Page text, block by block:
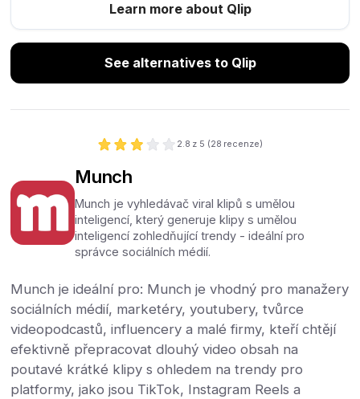
Learn more about Qlip
See alternatives to Qlip
2.8 z 5 (28 recenze)
Munch
Munch je vyhledávač viral klipů s umělou
inteligencí, který generuje klipy s umělou
inteligencí zohledňující trendy - ideální pro
správce sociálních médií.
Munch je ideální pro: Munch je vhodný pro manažery
sociálních médií, marketéry, youtubery, tvůrce
videopodcastů, influencery a malé firmy, kteří chtějí
efektivně přepracovat dlouhý video obsah na
poutavé krátké klipy s ohledem na trendy pro
platformy, jako jsou TikTok, Instagram Reels a